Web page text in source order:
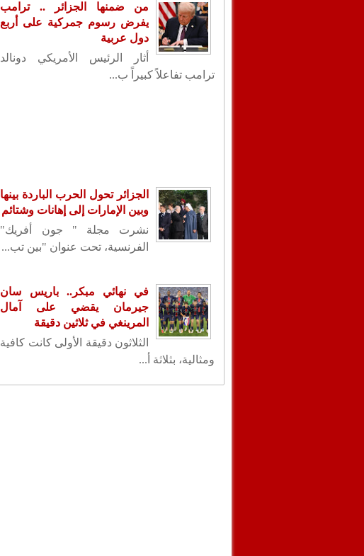
من ضمنها الجزائر .. ترامب
يفرض رسوم جمركية على أربع
دول عربية
أثار الرئيس الأمريكي دونالد
ترامب تفاعلاً كبيراً ب...
الجزائر تحول الحرب الباردة بينها
وبين الإمارات إلى إهانات وشتائم
نشرت مجلة " جون أفريك"
الفرنسية، تحت عنوان "بين تب...
في نهائي مبكر.. باريس سان
جيرمان يقضي على آمال
المرينغي في ثلاثين دقيقة
الثلاثون دقيقة الأولى كانت كافية
ومثالية، بثلاثة أ...